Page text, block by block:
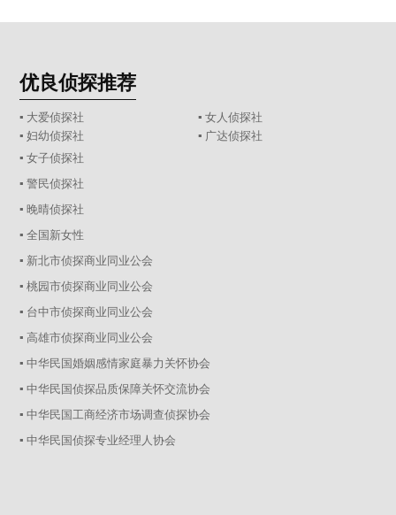
优良侦探推荐
▪ 大爱侦探社
▪ 女人侦探社
▪ 妇幼侦探社
▪ 广达侦探社
▪ 女子侦探社
▪ 警民侦探社
▪ 晚晴侦探社
▪ 全国新女性
▪ 新北市侦探商业同业公会
▪ 桃园市侦探商业同业公会
▪ 台中市侦探商业同业公会
▪ 高雄市侦探商业同业公会
▪ 中华民国婚姻感情家庭暴力关怀协会
▪ 中华民国侦探品质保障关怀交流协会
▪ 中华民国工商经济市场调查侦探协会
▪ 中华民国侦探专业经理人协会